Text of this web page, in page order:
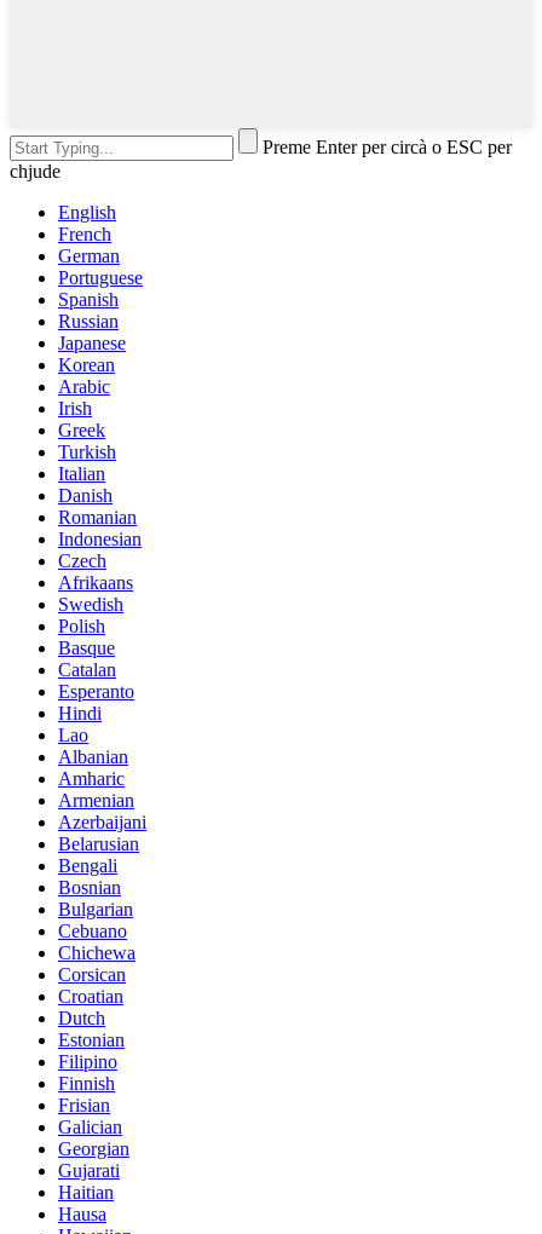
Preme Enter per circà o ESC per
chjude
English
French
German
Portuguese
Spanish
Russian
Japanese
Korean
Arabic
Irish
Greek
Turkish
Italian
Danish
Romanian
Indonesian
Czech
Afrikaans
Swedish
Polish
Basque
Catalan
Esperanto
Hindi
Lao
Albanian
Amharic
Armenian
Azerbaijani
Belarusian
Bengali
Bosnian
Bulgarian
Cebuano
Chichewa
Corsican
Croatian
Dutch
Estonian
Filipino
Finnish
Frisian
Galician
Georgian
Gujarati
Haitian
Hausa